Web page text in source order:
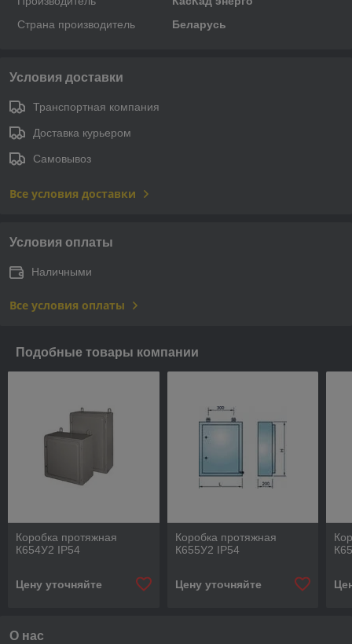
Страна производитель
Беларусь
Условия доставки
Транспортная компания
Доставка курьером
Самовывоз
Все условия доставки
Условия оплаты
Наличными
Все условия оплаты
Подобные товары компании
Коробка протяжная
К654У2 IP54
Цену уточняйте
Коробка протяжная
К655У2 IP54
Цену уточняйте
О нас